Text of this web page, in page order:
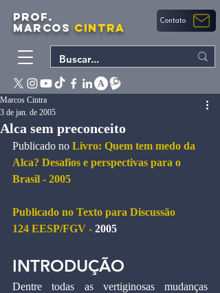
PROF.
MARCOS CINTRA Contato
Alca sem preconceito
Marcos Cintra
3 de jan. de 2005
Publicado no Livro: Quem tem medo da
Alca? Desafios e perspectivas para o
Brasil - 2005
Publicado no Texto para Discussão
124 EESP/FGV - 2005
INTRODUÇÃO
Dentre todas as vertiginosas mudanças